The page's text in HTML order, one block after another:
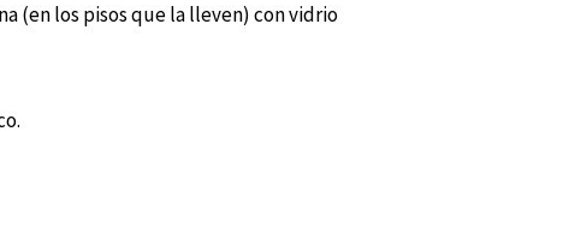
(en los pisos que la lleven) con vidrio